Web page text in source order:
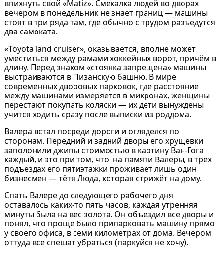
впихнуть свой «Matiz». Смекалка людей во дворах
вечером в понедельник не знает границ — машины
стоят в три ряда там, где обычно с трудом разъедутся
два самоката.
«Toyota land cruiser», оказывается, вполне может
уместиться между рамами хоккейных ворот, причём в
длину. Перед знаком «стоянка запрещена» машины
выстраиваются в Пизанскую башню. В мире
современных дворовых парковок, где расстояние
между машинами измеряется в микронах, женщины
перестают покупать коляски — их дети вынуждены
учится ходить сразу после выписки из роддома.
Валера встал посреди дороги и огляделся по
сторонам. Передний и задний дворы его хрущёвки
заполонили джипы стоимостью в картину Ван-Гога
каждый, и это при том, что, на памяти Валеры, в трёх
подъездах его пятиэтажки проживает лишь один
бизнесмен ― тётя Люда, которая стрижёт на дому.
Спать Валере до следующего рабочего дня
оставалось каких-то пять часов, каждая утренняя
минуты была на вес золота. Он объездил все дворы и
понял, что проще было припарковать машину прямо
у своего офиса, в семи километрах от дома. Вечером
оттуда все спешат убраться (паркуйся не хочу).